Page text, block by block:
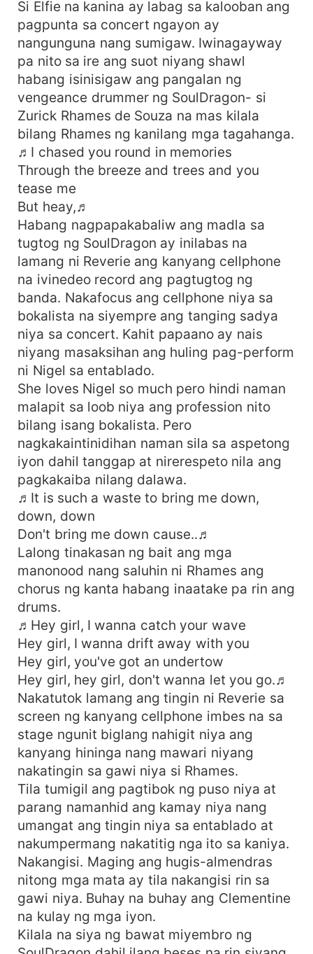
Si Elfie na kanina ay labag sa kalooban ang
pagpunta sa concert ngayon ay
nangunguna nang sumigaw. Iwinagayway
pa nito sa ire ang suot niyang shawl
habang isinisigaw ang pangalan ng
vengeance drummer ng SoulDragon- si
Zurick Rhames de Souza na mas kilala
bilang Rhames ng kanilang mga tagahanga.
♬I chased you round in memories
Through the breeze and trees and you
tease me
But heay,♬
Habang nagpapakabaliw ang madla sa
tugtog ng SoulDragon ay inilabas na
lamang ni Reverie ang kanyang cellphone
na ivinedeo record ang pagtugtog ng
banda. Nakafocus ang cellphone niya sa
bokalista na siyempre ang tanging sadya
niya sa concert. Kahit papaano ay nais
niyang masaksihan ang huling pag-perform
ni Nigel sa entablado.
She loves Nigel so much pero hindi naman
malapit sa loob niya ang profession nito
bilang isang bokalista. Pero
nagkakaintinidihan naman sila sa aspetong
iyon dahil tanggap at nirerespeto nila ang
pagkakaiba nilang dalawa.
♬It is such a waste to bring me down,
down, down
Don't bring me down cause..♬
Lalong tinakasan ng bait ang mga
manonood nang saluhin ni Rhames ang
chorus ng kanta habang inaatake pa rin ang
drums.
♬Hey girl, I wanna catch your wave
Hey girl, I wanna drift away with you
Hey girl, you've got an undertow
Hey girl, hey girl, don't wanna let you go.♬
Nakatutok lamang ang tingin ni Reverie sa
screen ng kanyang cellphone imbes na sa
stage ngunit biglang nahigit niya ang
kanyang hininga nang mawari niyang
nakatingin sa gawi niya si Rhames.
Tila tumigil ang pagtibok ng puso niya at
parang namanhid ang kamay niya nang
umangat ang tingin niya sa entablado at
nakumpermang nakatitig nga ito sa kaniya.
Nakangisi. Maging ang hugis-almendras
nitong mga mata ay tila nakangisi rin sa
gawi niya. Buhay na buhay ang Clementine
na kulay ng mga iyon.
Kilala na siya ng bawat miyembro ng